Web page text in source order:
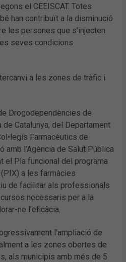
el CEEISCAT. Totes
han contribuït a la disminució
les persones que s’injecten
seves condicions
a les zones de tràfic i
Drogodependències de
de Catalunya, del Departament
Farmacèutics de
amb l’Agència de Salut Pública
el Pla funcional del programa
a les farmàcies
de facilitar als professionals
necessaris per a la
ne l’eficàcia.
l’ampliació de
a les zones obertes de
als municipis amb més de 5